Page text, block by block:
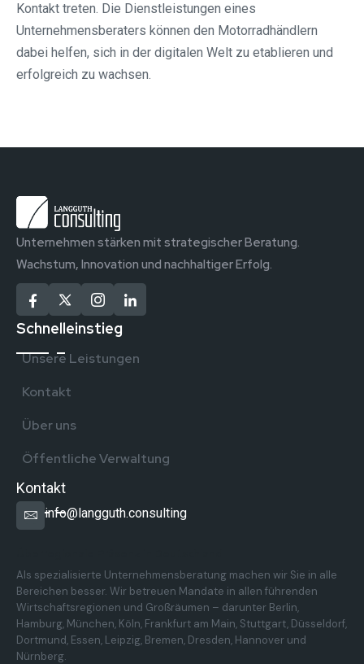
Kontakt treten. Die Dienstleistungen eines
Unternehmensberaters können den Motorradhändlern
dabei helfen, sich in der digitalen Welt zu etablieren und
erfolgreich zu wachsen.
Unternehmen stärken mit strategischer Beratung.
Wachstum, Innovation und nachhaltiger Erfolg.
Schnelleinstieg
Unsere Leistungen
Kontakt
Über uns
Öffentliche Verwaltung
Kontakt
info@langguth.consulting
Als spezialisierte Unternehmensberatung machen wir Sie in alle
Bereichen besser. Wir betreuen Mandate in allen führenden
Wirtschaftsregionen und Großräumen – darunter Berlin,
Hamburg, München, Köln, Frankfurt am Main, Stuttgart, Düsseldorf,
Dortmund, Essen, Leipzig, Bremen, Dresden, Hannover und
Nürnberg.